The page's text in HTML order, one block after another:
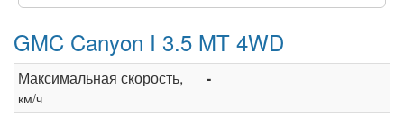
GMC Canyon I 3.5 MT 4WD
Максимальная скорость,
км/ч
-